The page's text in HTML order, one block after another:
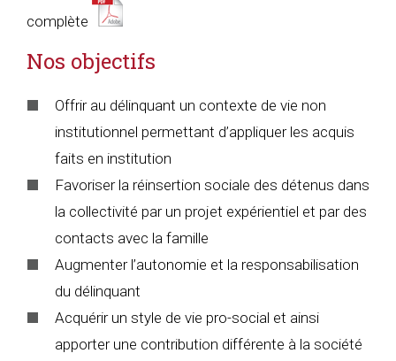
complète
Nos objectifs
Offrir au délinquant un contexte de vie non
institutionnel permettant d’appliquer les acquis
faits en institution
Favoriser la réinsertion sociale des détenus dans
la collectivité par un projet expérientiel et par des
contacts avec la famille
Augmenter l’autonomie et la responsabilisation
du délinquant
Acquérir un style de vie pro-social et ainsi
apporter une contribution différente à la société